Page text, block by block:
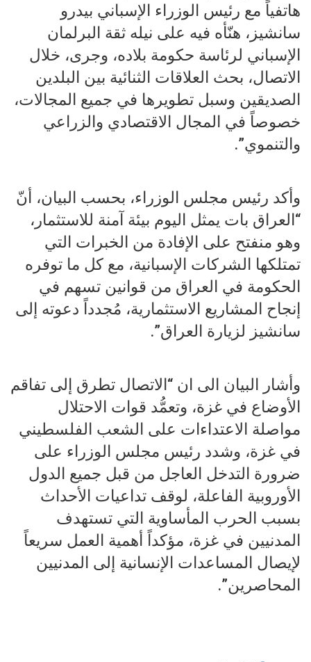
هاتفياً مع رئيس الوزراء الإسباني بيدرو
سانشيز، هنّأه فيه على نيله ثقة البرلمان
الإسباني لرئاسة حكومة بلاده، وجرى، خلال
الاتصال، بحث العلاقات الثنائية بين البلدين
الصديقين وسبل تطويرها في جميع المجالات،
خصوصاً في المجال الاقتصادي والزراعي
والتنموي”.
وأكد رئيس مجلس الوزراء، بحسب البيان، أنّ
“العراق بات يمثل اليوم بيئة آمنة للاستثمار،
وهو منفتح على الإفادة من الخبرات التي
تمتلكها الشركات الإسبانية، مع كل ما توفره
الحكومة في العراق من قوانين تسهم في
إنجاح المشاريع الاستثمارية، مُجدداً دعوته إلى
سانشيز لزيارة العراق”.
وأشار البيان الى ان “الاتصال تطرق إلى تفاقم
الأوضاع في غزة، وتعمُّد قوات الاحتلال
مواصلة الاعتداءات على الشعب الفلسطيني
في غزة، وشدد رئيس مجلس الوزراء على
ضرورة التدخل العاجل من قبل جميع الدول
الأوروبية الفاعلة، لوقف تداعيات الأحداث
بسبب الحرب المأساوية التي تستهدف
المدنيين في غزة، مؤكداً أهمية العمل سريعاً
لإيصال المساعدات الإنسانية إلى المدنيين
المحاصرين”.